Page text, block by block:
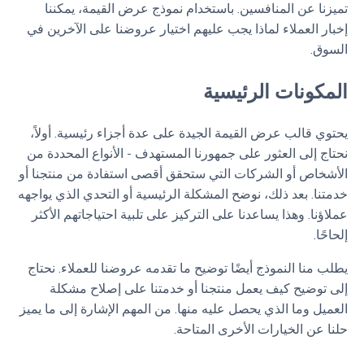
تميزنا عن المنافسين. باستخدام نموذج عرض القيمة، يمكننا
إخبار العملاء لماذا يجب عليهم اختيار عروضنا على الآخرين في
السوق.
المكونات الرئيسية
يحتوي قالب عرض القيمة الجيدة على عدة أجزاء رئيسية. أولاً،
نحتاج إلى العثور على جمهورنا المستهدف - الأنواع المحددة من
الأشخاص أو الشركات التي ستحقق أقصى استفادة من منتجنا أو
خدمتنا. بعد ذلك، نوضح المشكلة الرئيسية أو التحدي الذي يواجهه
عملاؤنا. وهذا يساعدنا على التركيز على تلبية احتياجاتهم الأكثر
إلحاحًا.
يطلب منا النموذج أيضًا توضيح ما تقدمه عروضنا للعملاء. نحتاج
إلى توضيح كيف يعمل منتجنا أو خدمتنا على إصلاح مشكلة
العميل وما الذي يحصل عليه منها. من المهم الإشارة إلى ما يميز
حلنا عن الخيارات الأخرى المتاحة.